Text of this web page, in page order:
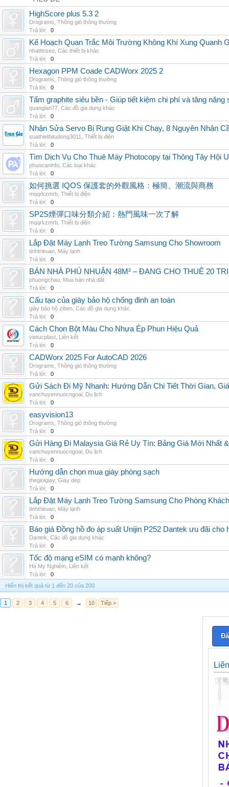
HighScore plus 5.3 2
Drograms Thông gió thông thường
Trả lời:
0
Kế Hoạch Quan Trắc Môi Trường Không Khí Xung Quanh
nhattinseo Các thiết bị khác
Trả lời:
0
Hexagon PPM Coade CADWorx 2025 2
Drograms Thông gió thông thường
Trả lời:
0
Tấm graphite siêu bền - Giúp tiết kiệm chi phí và tăng năng
quanglan77 Các đồ gia dụng khác
Trả lời:
0
Nhận Sửa Servo Bị Rung Giật Khi Chạy, 8 Nguyên Nhân
suathietbitudong3011
Thiết bị điện
Trả lời:
0
Tìm Dịch Vụ Cho Thuê Máy Photocopy tại Thông Tây Hội
phuocaninfo Các loại khác
Trả lời:
0
如何挑選 IQOS 保護套的外觀風格：極簡、潮流與商務
mqqrkzmrb Thiết bị điện
Trả lời:
0
SP2S煙彈口味分類介紹：熱門風味一次了解
mqqrkzmrb Thiết bị điện
Trả lời:
0
Lắp Đặt Máy Lạnh Treo Tường Samsung Cho Showroom
tinhtrieuan Máy lạnh
Trả lời:
0
BÁN NHÀ PHÚ NHUẬN 48M² – ĐANG CHO THUÊ 20
phuongchau Mua bán nhà đất
Trả lời:
0
Cấu tạo của giày bảo hộ chống đinh an toàn
giày bảo hộ ziben Các đồ gia dụng khác
Trả lời:
0
Cách Chọn Bột Màu Cho Nhựa Ép Phun Hiệu Quả
vietucplast Liên kết
Trả lời:
0
CADWorx 2025 For AutoCAD 2026
Drograms Thông gió thông thường
Trả lời:
0
Gửi Sách Đi Mỹ Nhanh: Hướng Dẫn Chi Tiết Thời Gian,
vanchuyennuocngoai Du lịch
Trả lời:
0
easyvision13
Drograms Thông gió thông thường
Trả lời:
0
Gửi Hàng Đi Malaysia Giá Rẻ Uy Tín: Bảng Giá Mới Nhất
vanchuyennuocngoai Du lịch
Trả lời:
0
Hướng dẫn chọn mua giày phòng sạch
thegioigiay, Giày dép
Trả lời:
0
Lắp Đặt Máy Lạnh Treo Tường Samsung Cho Phòng Khách
tinhtrieuan Máy lạnh
Trả lời:
0
Báo giá Đồng hồ đo áp suất Unijin P252 Dantek ưu đãi cho
Dantek Các đồ gia dụng khác
Trả lời:
0
Tốc độ mạng eSIM có mạnh không?
Hà My Nghiêm Liên kết
Trả lời:
0
Hiển thị kết quả từ 1 đến 20 của 200
1 2 3 4 5 6 → 10 Tiếp >